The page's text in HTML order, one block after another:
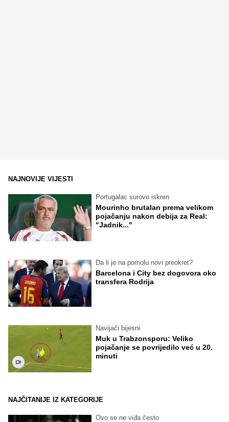
NAJNOVIJE VIJESTI
Portugalac surovo iskren
Mourinho brutalan prema velikom
pojačanju nakon debija za Real:
"Jadnik..."
Da li je na pomolu novi preokret?
Barcelona i City bez dogovora oko
transfera Rodrija
Navijači bijesni
Muk u Trabzonsporu: Veliko
pojačanje se povrijedilo već u 20.
minuti
NAJČITANIJE IZ KATEGORIJE
Ovo se ne viđa često